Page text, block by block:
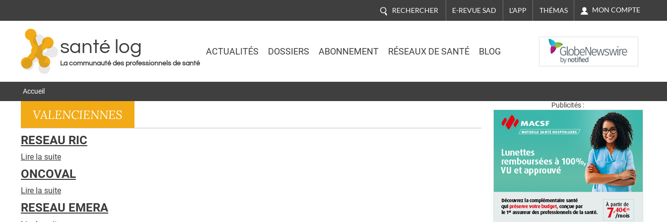
RECHERCHER E-REVUE SAD L'APP THÉMAS MON COMPTE
santé log
La communauté des professionnels de santé
ACTUALITÉS DOSSIERS ABONNEMENT RÉSEAUX DE SANTÉ BLOG
NASDAQ
Accueil
VALENCIENNES
RESEAU RIC
Lire la suite
RIC
ONCOVAL
Lire la suite
RESEAU EMERA
Publicités :